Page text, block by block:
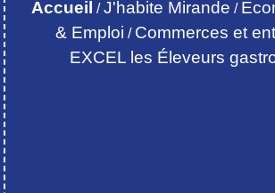
Accueil /J'habite Mirande /
& Emploi / Commerces et
EXCEL les Éleveurs